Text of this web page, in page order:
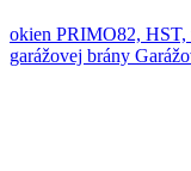
okien PRIMO82,
garážovej brány